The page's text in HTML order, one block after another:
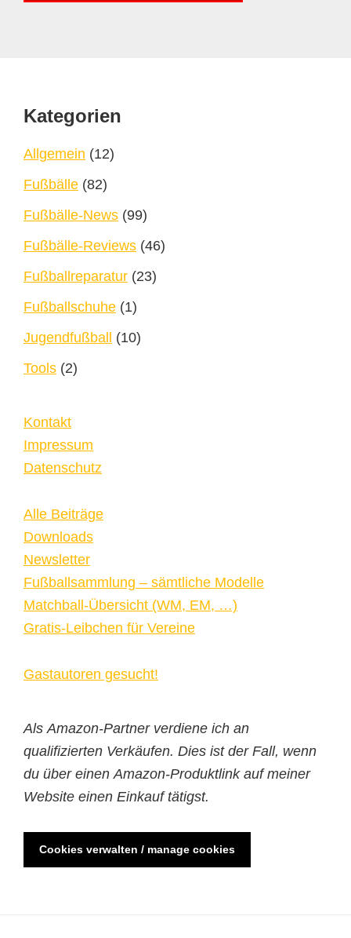
Footer
Kategorien
Allgemein (12)
Fußbälle (82)
Fußbälle-News (99)
Fußbälle-Reviews (46)
Fußballreparatur (23)
Fußballschuhe (1)
Jugendfußball (10)
Tools (2)
Kontakt
Impressum
Datenschutz
Alle Beiträge
Downloads
Newsletter
Fußballsammlung – sämtliche Modelle
Matchball-Übersicht (WM, EM, …)
Gratis-Leibchen für Vereine
Gastautoren gesucht!
Als Amazon-Partner verdiene ich an
qualifizierten Verkäufen. Dies ist der Fall, wenn
du über einen Amazon-Produktlink auf meiner
Website einen Einkauf tätigst.
Cookies verwalten / manage cookies